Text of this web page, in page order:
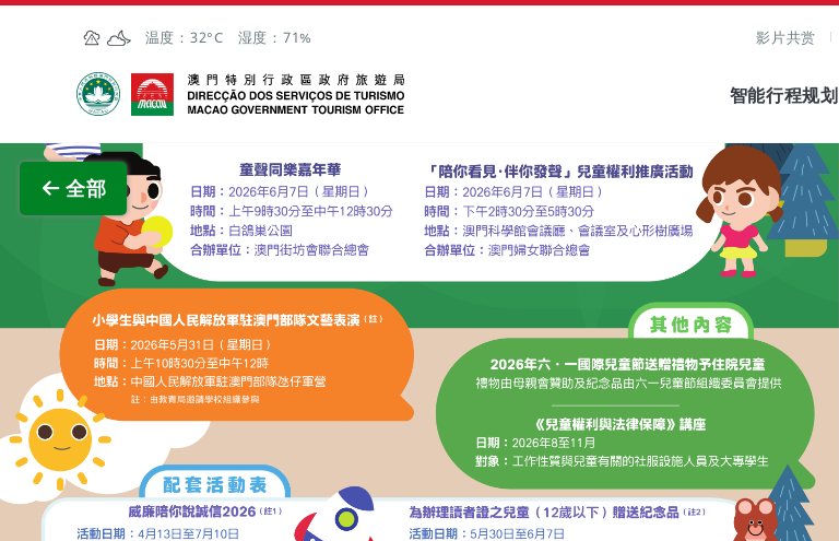
跳至主内容
温度： 32°C 湿度： 71% 影片共赏
澳门特别行政区政府旅游局
智能行程规划
全部